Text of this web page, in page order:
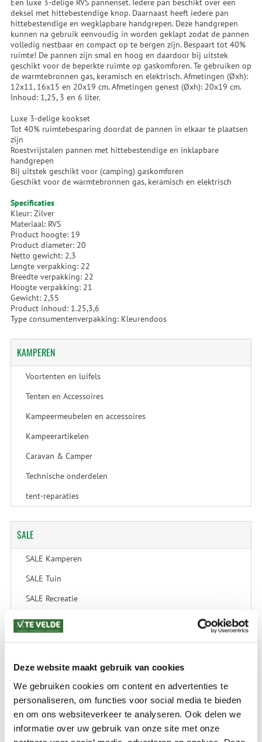
Deze website maakt gebruik van cookies
We gebruiken cookies om content en advertenties te
personaliseren, om functies voor social media te bieden
en om ons websiteverkeer te analyseren. Ook delen we
informatie over uw gebruik van onze site met onze
Een luxe 3-delige RVS pannenset. Iedere pan beschikt over een
deksel met hittebestendige knop. Daarnaast heeft iedere pan
hittebestendige en wegklapbare handgrepen. Deze handgrepen
kunnen na gebruik eenvoudig in worden geklapt zodat de pannen
volledig nestbaar en compact op te bergen zijn. Bespaart tot 40%
ruimte! De pannen zijn smal en hoog en daardoor bij uitstek
geschikt voor de beperkte ruimte op gaskomforen. Te gebruiken op
de warmtebronnen gas, keramisch en elektrisch. Afmetingen (Øxh):
12x11, 16x15 en 20x19 cm. Afmetingen genest (Øxh): 20x19 cm.
Inhoud: 1,25, 3 en 6 liter.
Luxe 3-delige kookset
Tot 40% ruimtebesparing doordat de pannen in elkaar te plaatsen
zijn
Roestvrijstalen pannen met hittebestendige en inklapbare
handgrepen
Bij uitstek geschikt voor (camping) gaskomforen
Geschikt voor de warmtebronnen gas, keramisch en elektrisch
Specificaties
Kleur: Zilver
Materiaal: RVS
Product hoogte: 19
Product diameter: 20
Netto gewicht: 2,3
Lengte verpakking: 22
Breedte verpakking: 22
Hoogte verpakking: 21
Gewicht: 2,55
Product inhoud: 1.25,3,6
Type consumentenverpakking: Kleurendoos
KAMPEREN
Voortenten en luifels
Tenten en Accessoires
Kampeermeubelen en accessoires
Kampeerartikelen
Caravan & Camper
Technische onderdelen
tent-reparaties
SALE
SALE Kamperen
SALE Tuin
SALE Recreatie
SALE Outdoor
VERZENDKOSTEN: € 8,99
GEEN VERZENDKOSTEN BOVEN € 175,-
(bij verzending via Pakketdienst tot 10 kg)*